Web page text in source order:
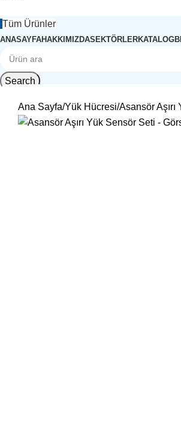
Tüm Ürünler
ANASAYFAHAKKIMIZDASEKTÖRLERKATALOG
Search
Ana Sayfa Yük Hücresi Asansör